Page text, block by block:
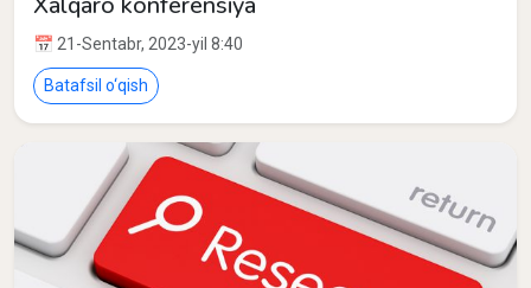
📅 21-Sentabr, 2023-yil 8:40
Batafsil o‘qish